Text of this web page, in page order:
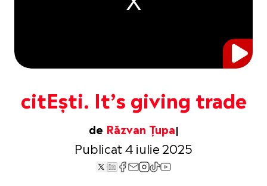
citEști. It’s giving trade
de Răzvan Țupa
Publicat 4 iulie 2025